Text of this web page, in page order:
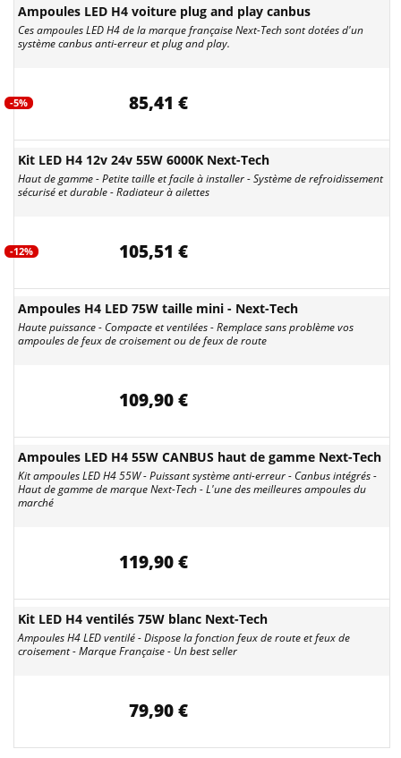
Ampoules LED H4 voiture plug and play canbus
Ces ampoules LED H4 de la marque française Next-Tech sont dotées d'un
système canbus anti-erreur et plug and play.
-5% 85,41 €
Kit LED H4 12v 24v 55W 6000K Next-Tech
Haut de gamme - Petite taille et facile à installer - Système de refroidissement
sécurisé et durable - Radiateur à ailettes
-12% 105,51 €
Ampoules H4 LED 75W taille mini - Next-Tech
Haute puissance - Compacte et ventilées - Remplace sans problème vos
ampoules de feux de croisement ou de feux de route
109,90 €
Ampoules LED H4 55W CANBUS haut de gamme Next-Tech
Kit ampoules LED H4 55W - Puissant système anti-erreur - Canbus intégrés -
Haut de gamme de marque Next-Tech - L'une des meilleures ampoules du
marché
119,90 €
Kit LED H4 ventilés 75W blanc Next-Tech
Ampoules H4 LED ventilé - Dispose la fonction feux de route et feux de
croisement - Marque Française - Un best seller
79,90 €